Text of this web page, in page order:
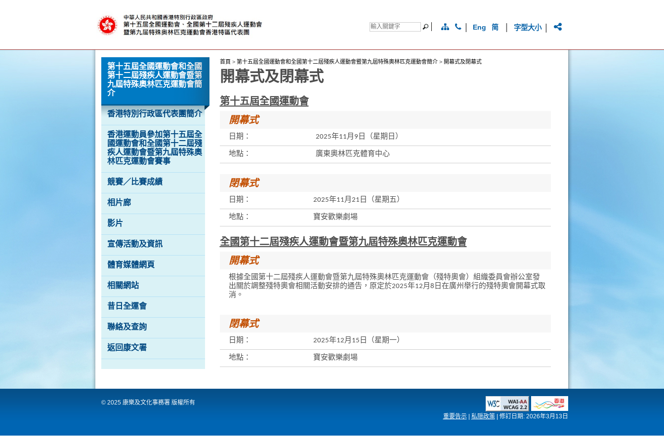
Eng 简 字型大小
按“Tab”進入菜單
第十五屆全國運動會和全國
第十二屆殘疾人運動會暨第
九屆特殊奧林匹克運動會簡
介
香港特別行政區代表團簡介
香港運動員參加第十五屆全
國運動會和全國第十二屆殘
疾人運動會暨第九屆特殊奧
林匹克運動會賽事
競賽／比賽成績
相片廊
影片
宣傳活動及資訊
體育媒體網頁
相關網站
昔日全運會
聯絡及查詢
返回康文署
首頁 > 第十五屆全國運動會和全國第十二屆殘疾人運動會暨第九屆特殊奧林匹克運動會簡介> 開幕式及閉幕式
開幕式及閉幕式
第十五屆全國運動會
開幕式
日期： 2025年11月9日（星期日）
地點： 廣東奧林匹克體育中心
閉幕式
日期： 2025年11月21日（星期五）
地點： 寶安歡樂劇場
全國第十二屆殘疾人運動會暨第九屆特殊奧林匹克運動會
開幕式
根據全國第十二屆殘疾人運動會暨第九屆特殊奧林匹克運動會（殘特奧會）組織委員會辦公室發
出關於調整殘特奧會相關活動安排的通告，原定於2025年12月8日在廣州舉行的殘特奧會開幕式取
消。
閉幕式
日期： 2025年12月15日（星期一）
地點： 寶安歡樂劇場
© 2025 康樂及文化事務署 版權所有
重要告示| 私隠政策| 修訂日期: 2026年3月13日